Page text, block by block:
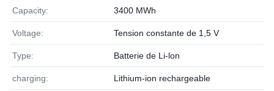
Capacity: 3400 MWh
Voltage: Tension constante de 1,5 V
Type: Batterie de Li-lon
charging: Lithium-ion rechargeable